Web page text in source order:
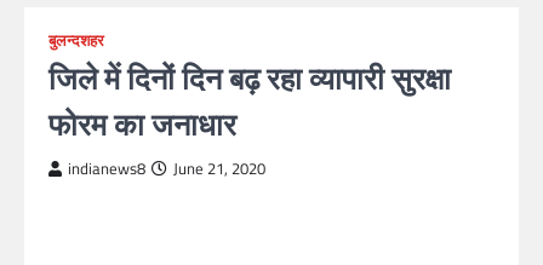
बुलन्दशहर
जिले में दिनों दिन बढ़ रहा व्यापारी सुरक्षा
फोरम का जनाधार
indianews8 June 21, 2020